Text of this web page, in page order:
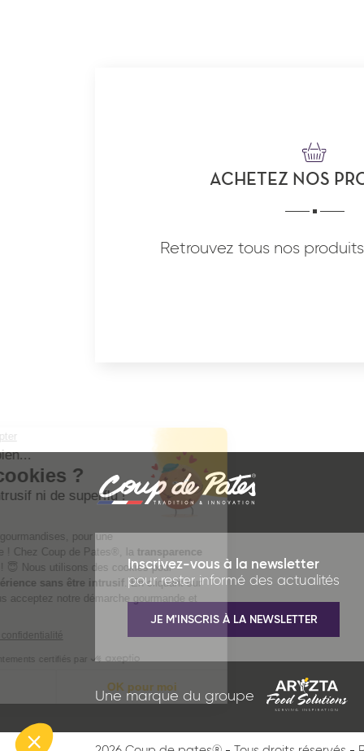
ACHETEZ NOS
Retrouvez tous nos
Inscrivez-vous à la newsletter
pour rester informé des actualités
JE M'INSCRIS À LA NEWSLETTER
Une marque du groupe